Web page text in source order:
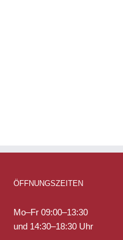
ÖFFNUNGSZEITEN
Mo–Fr 09:00–13:30
und 14:30–18:30 Uhr